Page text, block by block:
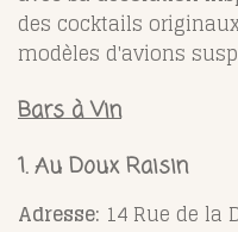
des cocktails
modèles d'avions
Bars à Vin
1. Au Doux Raisin
Adresse: 14 Rue de la